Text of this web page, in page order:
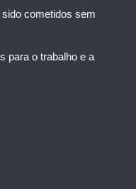
cometidos sem
para o trabalho e a